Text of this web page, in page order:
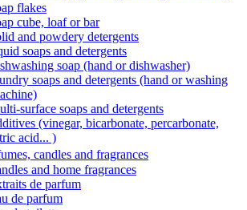
flakes
cube, loaf or bar
and powdery detergents
soaps and detergents
soap (hand or dishwasher)
soaps and detergents (hand or washing
surface soaps and detergents
(vinegar, bicarbonate, percarbonate,
acid... )
candles and fragrances
and home fragrances
de parfum
de parfum